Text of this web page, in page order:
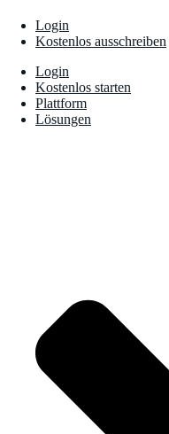
Login
Kostenlos ausschreiben
Login
Kostenlos starten
Plattform
Lösungen